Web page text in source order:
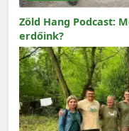
Zöld Hang Podcast:
erdőink?